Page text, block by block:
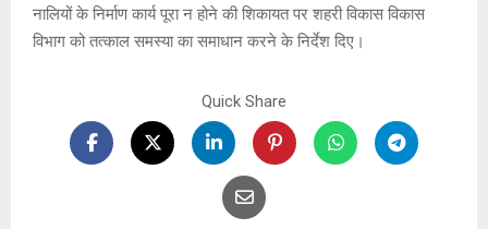
नालियों के निर्माण कार्य पूरा न होने की शिकायत पर शहरी विकास विकास
विभाग को तत्काल समस्या का समाधान करने के निर्देश दिए।
Quick Share